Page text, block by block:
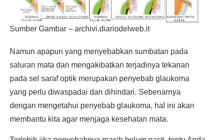
Sumber Gambar – archivi.diariodelweb.it
Namun apapun yang menyebabkan sumbatan pada
saluran mata dan mengakibatkan terjadinya tekanan
pada sel saraf optik merupakan penyebab glaukoma
yang perlu diwaspadai dan dihindari. Sebenarnya
dengan mengetahui penyebab glaukoma, hal ini akan
membantu kita agar menjaga kesehatan mata.